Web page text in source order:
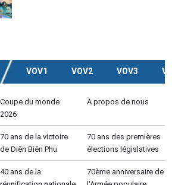
VOV1 VOV2 VOV3
Coupe du monde
2026
À propos de nous
70 ans de la victoire
de Diên Biên Phu
70 ans des premières
élections législatives
40 ans de la
70ème anniversaire de